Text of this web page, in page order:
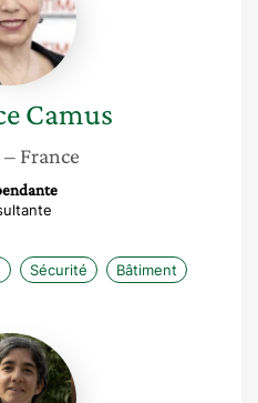
Camus
– France
Sécurité Bâtiment
Chiara
Momo